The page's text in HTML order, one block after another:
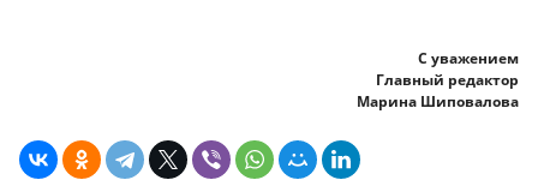
С уважением
Главный редактор
Марина Шиповалова